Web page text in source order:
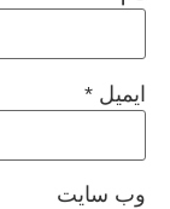
ایمیل *
وب‌ سایت